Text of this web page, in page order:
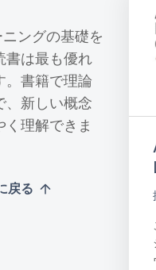
ングの基礎を
書は最も優れ
。書籍で理論
、新しい概念
く理解できま
戻る